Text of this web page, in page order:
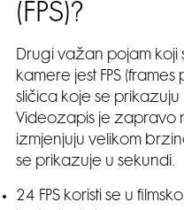
(FPS)?
Drugi važan pojam koji
kamere jest FPS
sličica koje se
Videozapis je zapravo
izmjenjuju velikom
se prikazuje u sekundi.
24 FPS koristi se u